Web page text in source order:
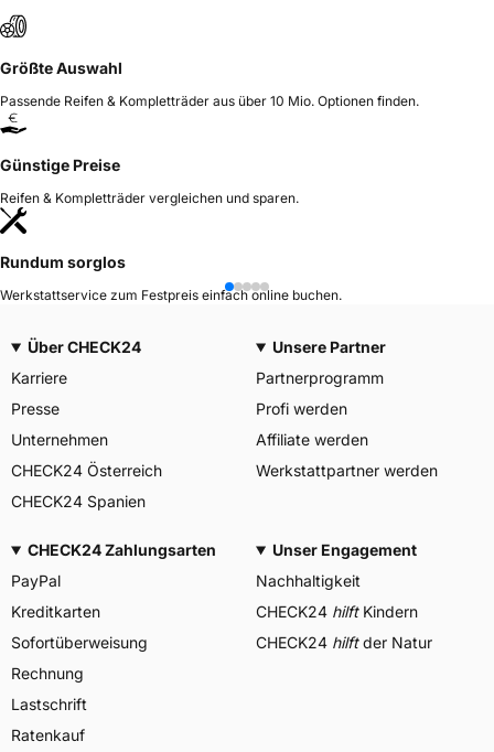
Größte Auswahl
Passende Reifen & Kompletträder aus über 10 Mio. Optionen finden.
Günstige Preise
Reifen & Kompletträder vergleichen und sparen.
Rundum sorglos
Werkstattservice zum Festpreis einfach online buchen.
Über CHECK24
Karriere
Presse
Unternehmen
CHECK24 Österreich
CHECK24 Spanien
Unsere Partner
Partnerprogramm
Profi werden
Affiliate werden
Werkstattpartner werden
CHECK24 Zahlungsarten
PayPal
Kreditkarten
Sofortüberweisung
Rechnung
Lastschrift
Ratenkauf
Unser Engagement
Nachhaltigkeit
CHECK24 hilftKindern
CHECK24 hilftder Natur